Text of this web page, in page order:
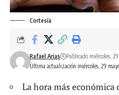
Cortesía
Última actualización miércoles, 29
Rafael Arias Publicado miércoles,
La hora más económica